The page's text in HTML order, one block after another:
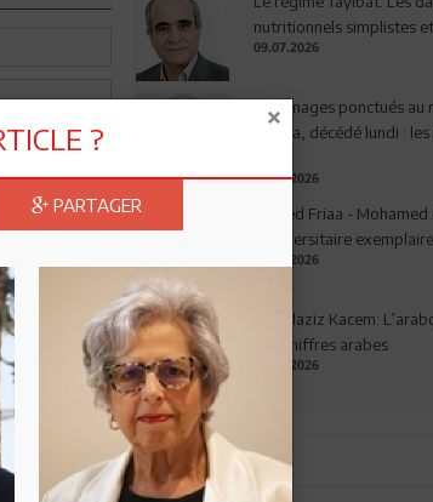
Envoyer
nutritionnels simplistes
09.07.2026
Hommages ponctués
Amara, décédé lundi :
03.08.2026
Ahmed Friaa - Mohamed
l’Universitaire exemplaire
04.08.2026
Abdelaziz Kacem:
aux chiffres arabes
09.07.2026
?
PARTAGER